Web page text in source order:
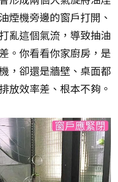
煙機旁邊的窗戶打開、
亂這個氣流，導致抽油
。你看看你家廚房，是
，卻還是牆壁、桌面都
放效率差、根本不夠。